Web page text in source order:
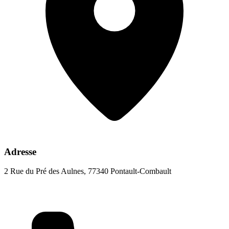
Adresse
2 Rue du Pré des Aulnes, 77340 Pontault-Combault